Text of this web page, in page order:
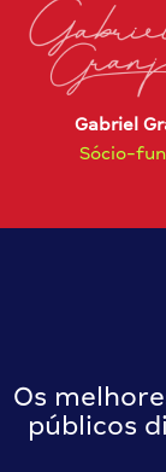
Gabriel
Sócio-
Os
públicos